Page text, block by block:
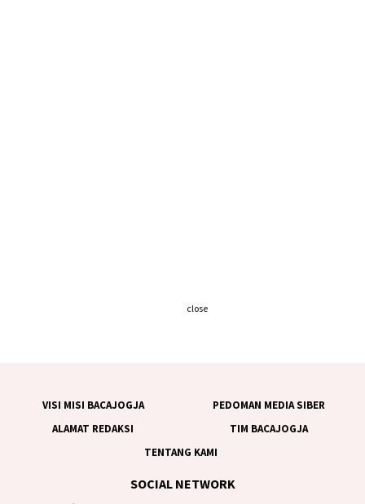
VISI MISI BACAJOGJA
PEDOMAN MEDIA SIBER
ALAMAT REDAKSI
TIM BACAJOGJA
TENTANG KAMI
SOCIAL NETWORK
close